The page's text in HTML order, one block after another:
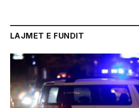
LAJMET E FUNDIT